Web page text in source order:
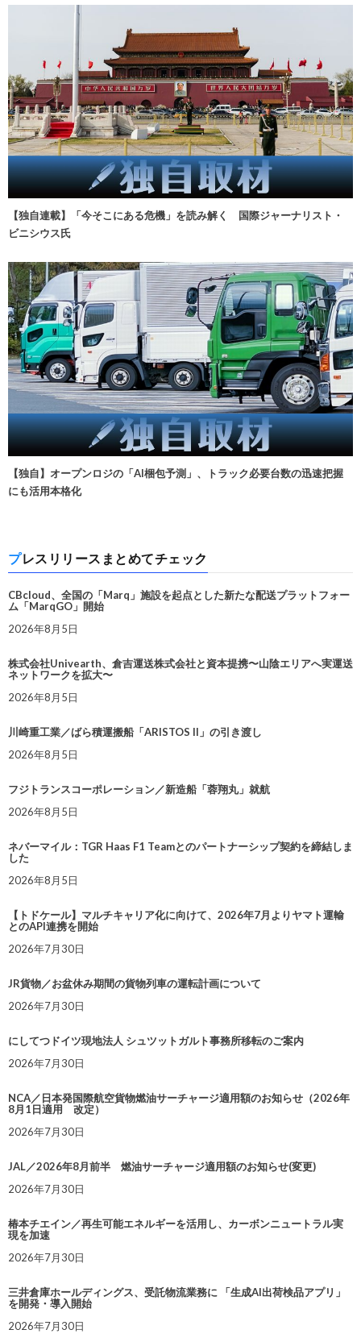
【独自連載】「今そこにある危機」を読み解く 国際ジャーナリスト・
ビニシウス氏
【独自】オープンロジの「AI梱包予測」、トラック必要台数の迅速把握
にも活用本格化
プレスリリースまとめてチェック
CBcloud、全国の「Marq」施設を起点とした新たな配送プラットフォー
ム「MarqGO」開始
2026年8月5日
株式会社Univearth、倉吉運送株式会社と資本提携〜山陰エリアへ実運送
ネットワークを拡大〜
2026年8月5日
川崎重工業／ばら積運搬船「ARISTOS II」の引き渡し
2026年8月5日
フジトランスコーポレーション／新造船「蓉翔丸」就航
2026年8月5日
ネバーマイル：TGR Haas F1 Teamとのパートナーシップ契約を締結しま
した
2026年8月5日
【トドケール】マルチキャリア化に向けて、2026年7月よりヤマト運輸
とのAPI連携を開始
2026年7月30日
JR貨物／お盆休み期間の貨物列車の運転計画について
2026年7月30日
にしてつドイツ現地法人 シュツットガルト事務所移転のご案内
2026年7月30日
NCA／日本発国際航空貨物燃油サーチャージ適用額のお知らせ（2026年
8月1日適用 改定）
2026年7月30日
JAL／2026年8月前半 燃油サーチャージ適用額のお知らせ(変更)
2026年7月30日
椿本チエイン／再生可能エネルギーを活用し、カーボンニュートラル実
現を加速
2026年7月30日
三井倉庫ホールディングス、受託物流業務に 「生成AI出荷検品アプリ」
を開発・導入開始
2026年7月30日